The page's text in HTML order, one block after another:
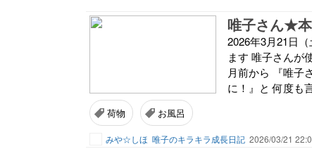
唯子さん★
2026年3月21日
ます 唯子さんが
月前から 『唯子
に！』と 何度も
荷物 お風呂
みや☆しほ 唯子のキラキラ成長日記 2026/03/21